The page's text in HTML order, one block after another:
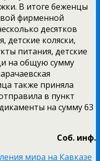
В итоге беженцы
фирменной
десятков
детские коляски,
питания, детские
на общую сумму
также приняла
в пункт
на сумму 63
Соб. инф.
мира на Кавказе